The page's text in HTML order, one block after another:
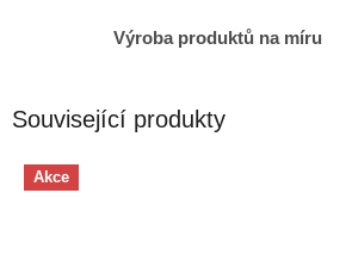
Výroba produktů na míru
Související produkty
Akce